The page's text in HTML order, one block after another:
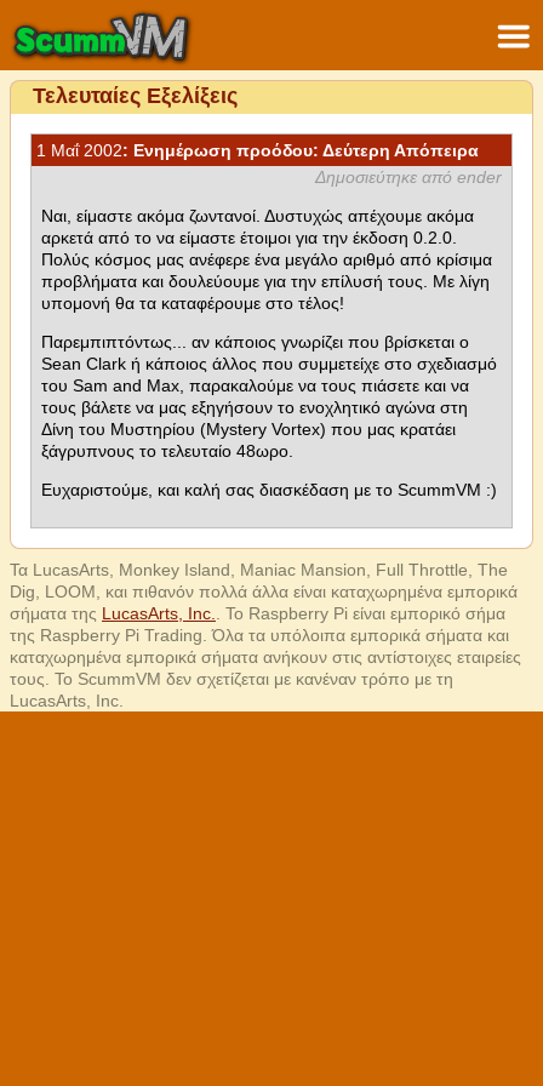
Τελευταίες Εξελίξεις
1 Μαΐ 2002: Ενημέρωση προόδου: Δεύτερη Απόπειρα
Δημοσιεύτηκε από ender
Ναι, είμαστε ακόμα ζωντανοί. Δυστυχώς απέχουμε ακόμα
αρκετά από το να είμαστε έτοιμοι για την έκδοση 0.2.0.
Πολύς κόσμος μας ανέφερε ένα μεγάλο αριθμό από κρίσιμα
προβλήματα και δουλεύουμε για την επίλυσή τους. Με λίγη
υπομονή θα τα καταφέρουμε στο τέλος!
Παρεμπιπτόντως... αν κάποιος γνωρίζει που βρίσκεται ο
Sean Clark ή κάποιος άλλος που συμμετείχε στο σχεδιασμό
του Sam and Max, παρακαλούμε να τους πιάσετε και να
τους βάλετε να μας εξηγήσουν το ενοχλητικό αγώνα στη
Δίνη του Μυστηρίου (Mystery Vortex) που μας κρατάει
ξάγρυπνους το τελευταίο 48ωρο.
Ευχαριστούμε, και καλή σας διασκέδαση με το ScummVM :)
Τα LucasArts, Monkey Island, Maniac Mansion, Full Throttle, The
Dig, LOOM, και πιθανόν πολλά άλλα είναι καταχωρημένα εμπορικά
σήματα της LucasArts, Inc.
. Το Raspberry Pi είναι εμπορικό σήμα
της Raspberry Pi Trading. Όλα τα υπόλοιπα εμπορικά σήματα και
καταχωρημένα εμπορικά σήματα ανήκουν στις αντίστοιχες εταιρείες
τους. Το ScummVM δεν σχετίζεται με κανέναν τρόπο με τη
LucasArts, Inc.